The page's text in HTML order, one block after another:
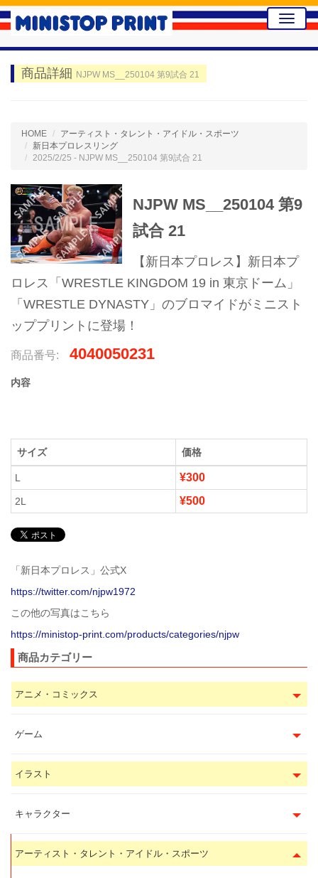
Toggle
商品詳細 NJPW MS__250104 第9試合 21
HOME
アーティスト・タレント・アイドル・スポーツ
新日本プロレスリング
2025/2/25 - NJPW MS__250104 第9試合 21
NJPW MS__250104 第9
試合 21
【新日本プロレス】新日本プ
ロレス「WRESTLE KINGDOM 19 in 東京ドーム」
「WRESTLE DYNASTY」のブロマイドがミニスト
ッププリントに登場！
商品番号: 4040050231
内容
サイズ 価格
L ¥300
2L ¥500
「新日本プロレス」公式X
https://twitter.com/njpw1972
この他の写真はこちら
https://ministop-print.com/products/categories/njpw
商品カテゴリー
アニメ・コミックス
ゲーム
イラスト
キャラクター
アーティスト・タレント・アイドル・スポーツ